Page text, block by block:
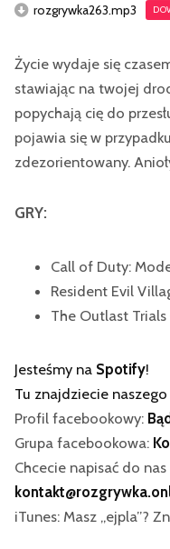
rozgrywka263.mp3
Życie wydaje się
stawiając na twojej
popychają cię do
pojawia się w
zdezorientowany.
GRY:
Call of Duty:
Resident Evil
The Outlast Trials
Jesteśmy na Spotify!
Tu znajdziecie naszego
Profil facebookowy:
Grupa facebookowa:
Chcecie napisać do
iTunes: Masz „ejpla”?